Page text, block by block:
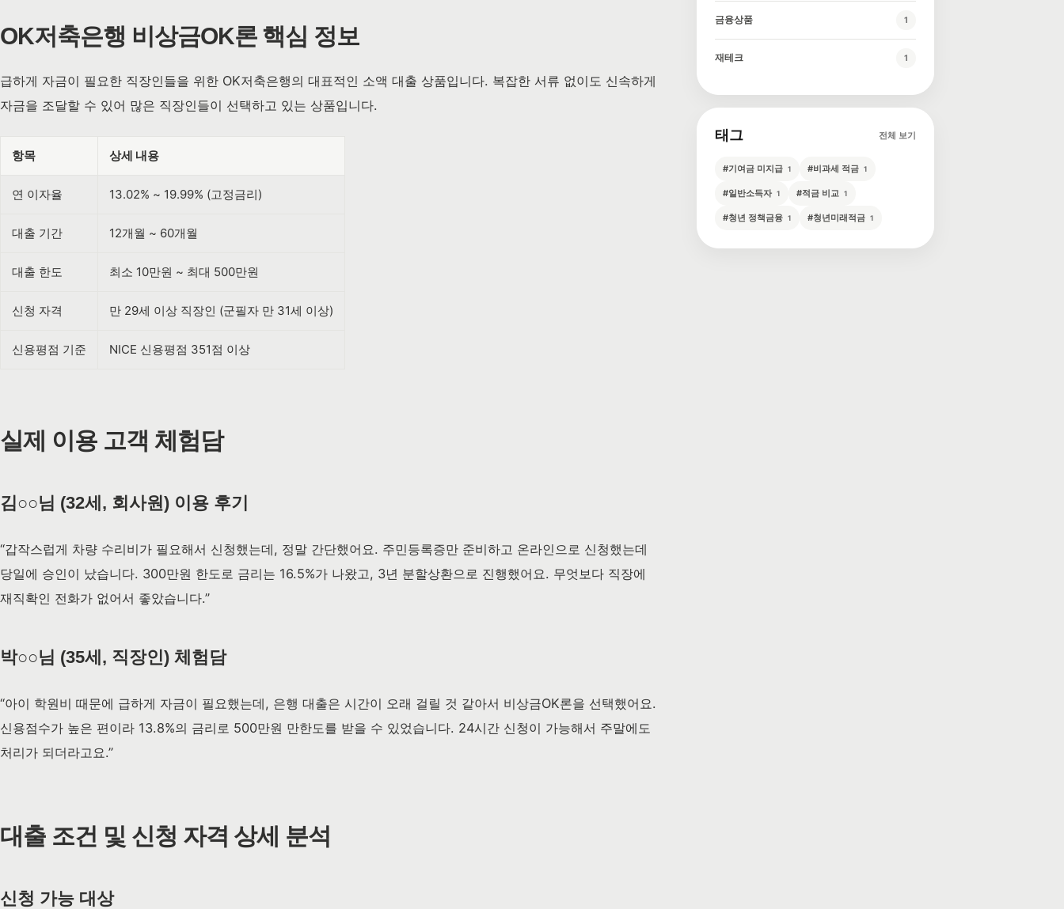
OK저축은행 비상금OK론 핵심 정보
급하게 자금이 필요한 직장인들을 위한 OK저축은행의 대표적인 소액 대출 상품입니다. 복잡한 서류 없이도 신속하게
자금을 조달할 수 있어 많은 직장인들이 선택하고 있는 상품입니다.
항목 상세 내용
연 이자율 13.02% ~ 19.99% (고정금리)
대출 기간 12개월 ~ 60개월
대출 한도 최소 10만원 ~ 최대 500만원
신청 자격 만 29세 이상 직장인 (군필자 만 31세 이상)
신용평점 기준 NICE 신용평점 351점 이상
실제 이용 고객 체험담
김○○님 (32세, 회사원) 이용 후기
“갑작스럽게 차량 수리비가 필요해서 신청했는데, 정말 간단했어요. 주민등록증만 준비하고 온라인으로 신청했는데
당일에 승인이 났습니다. 300만원 한도로 금리는 16.5%가 나왔고, 3년 분할상환으로 진행했어요. 무엇보다 직장에
재직확인 전화가 없어서 좋았습니다.”
박○○님 (35세, 직장인) 체험담
“아이 학원비 때문에 급하게 자금이 필요했는데, 은행 대출은 시간이 오래 걸릴 것 같아서 비상금OK론을 선택했어요.
신용점수가 높은 편이라 13.8%의 금리로 500만원 만한도를 받을 수 있었습니다. 24시간 신청이 가능해서 주말에도
처리가 되더라고요.”
대출 조건 및 신청 자격 상세 분석
신청 가능 대상
금융상품 1
재테크 1
태그 전체 보기
#기여금 미지급 1 #비과세 적금 1
#일반소득자 1 #적금 비교 1
#청년 정책금융 1 #청년미래적금 1